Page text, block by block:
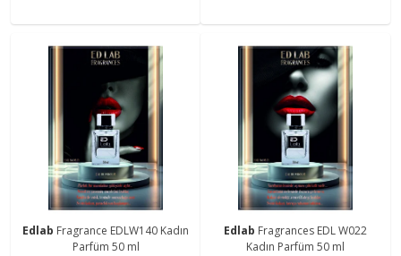
Edlab Fragrance EDLW140 Kadın
Parfüm 50 ml
Edlab Fragrances EDL W022
Kadın Parfüm 50 ml